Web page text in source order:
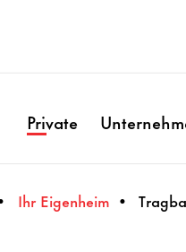
Private
Ihr Eigenheim